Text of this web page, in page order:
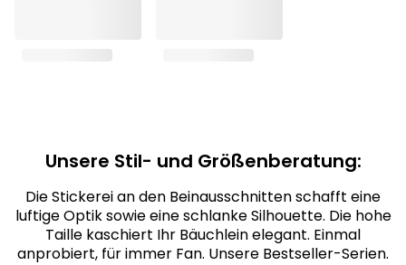
Unsere Stil- und Größenberatung:
Die Stickerei an den Beinausschnitten schafft eine
luftige Optik sowie eine schlanke Silhouette. Die hohe
Taille kaschiert Ihr Bäuchlein elegant. Einmal
anprobiert, für immer Fan. Unsere Bestseller-Serien.